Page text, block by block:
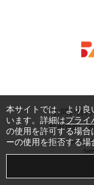
お問い合わ
利用規約
Copyright ©
本サイトでは、より
います。詳細はプライ
の使用を許可する場
ーの使用を拒否する場